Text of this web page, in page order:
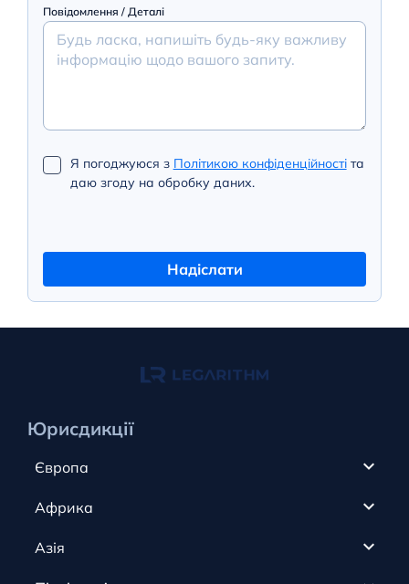
Повідомлення / Деталі
Я погоджуюся з Політикою конфіденційностіта
даю згоду на обробку даних.
Надіслати
Юрисдикції
Європа
Кіпр
Африка
Канада
Азія